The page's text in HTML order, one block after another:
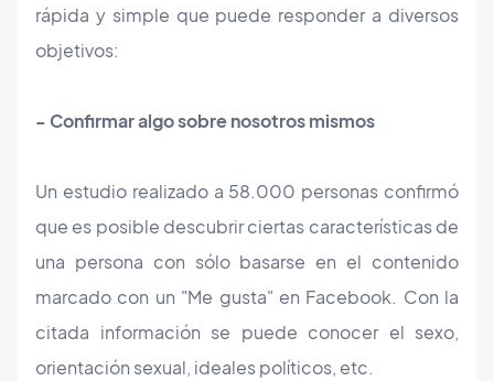
rápida y simple que puede responder a diversos
objetivos:
- Confirmar algo sobre nosotros mismos
Un estudio realizado a 58.000 personas confirmó
que es posible descubrir ciertas características de
una persona con sólo basarse en el contenido
marcado con un "Me gusta" en Facebook. Con la
citada información se puede conocer el sexo,
orientación sexual, ideales políticos, etc.